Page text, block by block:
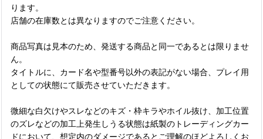
ります。
店舗の在庫数とは異なりますのでご注意ください。
商品写真は見本のため、発送する商品と同一であるとは限りませ
ん。
タイトルに、カード名や型番号以外の表記がない場合、プレイ用
としての状態にて販売させていただきます。
微細な白欠けやスレなどのキズ・枠キラやホイル抜け、加工位置
のズレなどの加工上発生しうる状態は紙製のトレーディングカー
ドにおいて、想定内のダメージであるとご理解のほどよろしくお